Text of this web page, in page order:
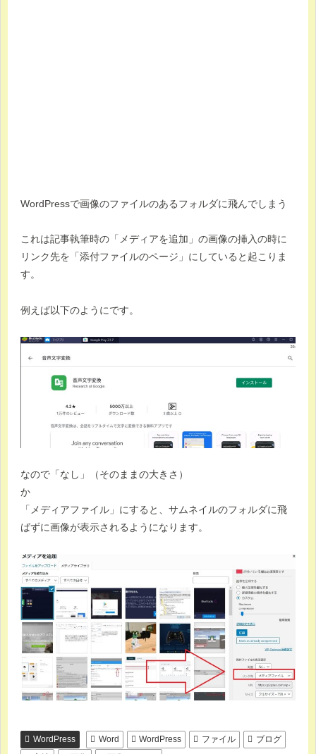
WordPressで画像のファイルのあるフォルダに飛んでしまう
これは記事執筆時の「メディアを追加」の画像の挿入の時に
リンク先を「添付ファイルのページ」にしていると起こりま
す。
例えば以下のようにです。
なので「なし」（そのままの大きさ）
か
「メディアファイル」にすると、サムネイルのフォルダに飛
ばずに画像が表示されるようになります。
WordPress Word WordPress ファイル
ブログ